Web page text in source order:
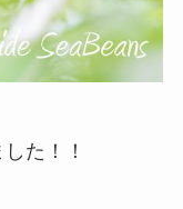
た！！